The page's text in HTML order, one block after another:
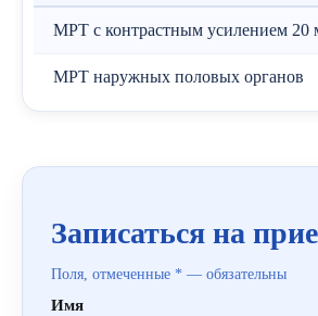
МРТ с контрастным усилением 20
МРТ наружных половых органов
Записаться на
Поля, отмеченные * — обязательны
Имя